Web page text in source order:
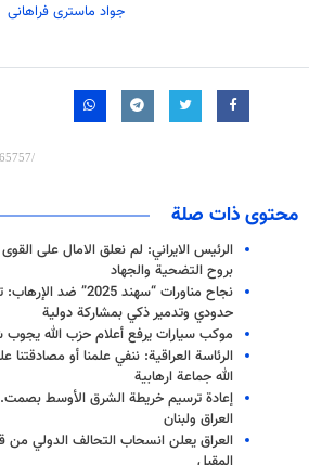
جواد ماستری فراهانی
محتوى ذات صلة
الرئيس الايراني: لم نعلق الامال على
بروح التضحية والجهاد
نجاح مناورات “سهند
حدودي وتدمير ذكي بمشاركة دولية
موكب سيارات يرفع أعلام حزب الله يجوب
الرئاسة العراقية: ننفي علمنا أو مصادقتنا
الله جماعة ارهابية
إعادة ترسيم خريطة الشرق الأوسط
العراق ولبنان
العراق يعلن انسحاب التحالف الدولي من